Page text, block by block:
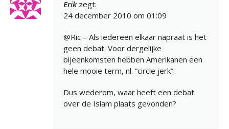
Erik zegt:
24 december 2010 om 01:09
@Ric – Als iedereen elkaar napraat is het
geen debat. Voor dergelijke
bijeenkomsten hebben Amerikanen een
hele mooie term, nl. “circle jerk”.
Dus wederom, waar heeft een debat
over de Islam plaats gevonden?